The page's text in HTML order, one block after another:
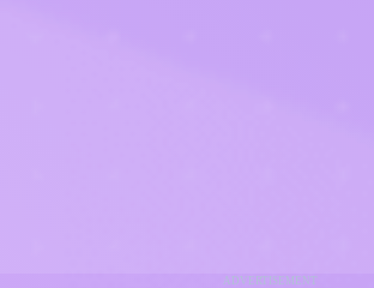
ADVERTISEMENT